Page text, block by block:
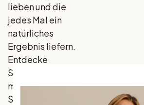
lieben und die
jedes Mal ein
natürliches
Ergebnis liefern.
Entdecke
Skandinaviens
meistverkauften
Selbstbräuner,